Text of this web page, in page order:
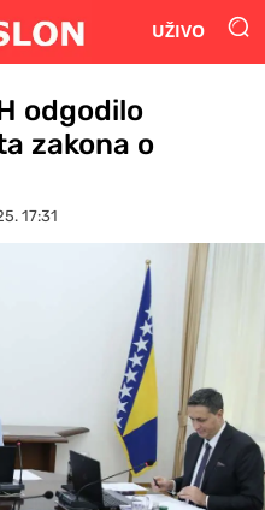
UŽIVO
odgodilo
zakona o
17:31